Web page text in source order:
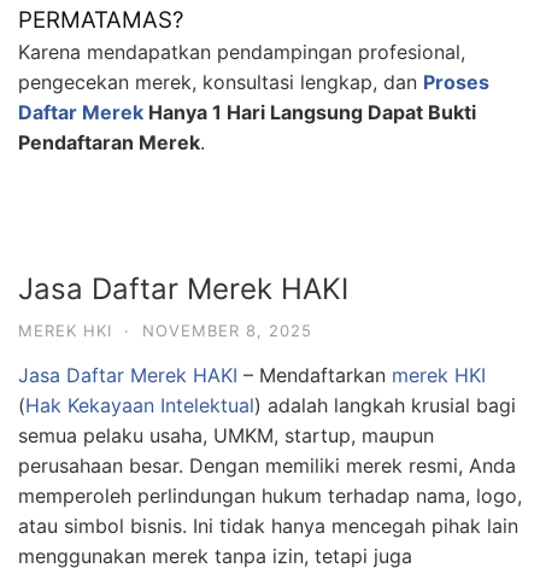
PERMATAMAS?
Karena mendapatkan pendampingan profesional,
pengecekan merek, konsultasi lengkap, dan Proses
Daftar Merek Hanya 1 Hari Langsung Dapat Bukti
Pendaftaran Merek.
Jasa Daftar Merek HAKI
MEREK HKI · NOVEMBER 8, 2025
Jasa Daftar Merek HAKI – Mendaftarkan merek HKI
(Hak Kekayaan Intelektual) adalah langkah krusial bagi
semua pelaku usaha, UMKM, startup, maupun
perusahaan besar. Dengan memiliki merek resmi, Anda
memperoleh perlindungan hukum terhadap nama, logo,
atau simbol bisnis. Ini tidak hanya mencegah pihak lain
menggunakan merek tanpa izin, tetapi juga